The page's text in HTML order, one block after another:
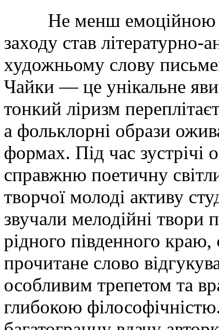
Не менш емоційною
заходу став
художньому слову
Чайки — це унікальне
тонкий ліризм
а фольклорні образи
формах. Під час зустрічі
справжню поетичну
творчої молоді активу
звучали мелодійні твори
рідного південного
прочитане слово
особливим трепетом та
глибокою